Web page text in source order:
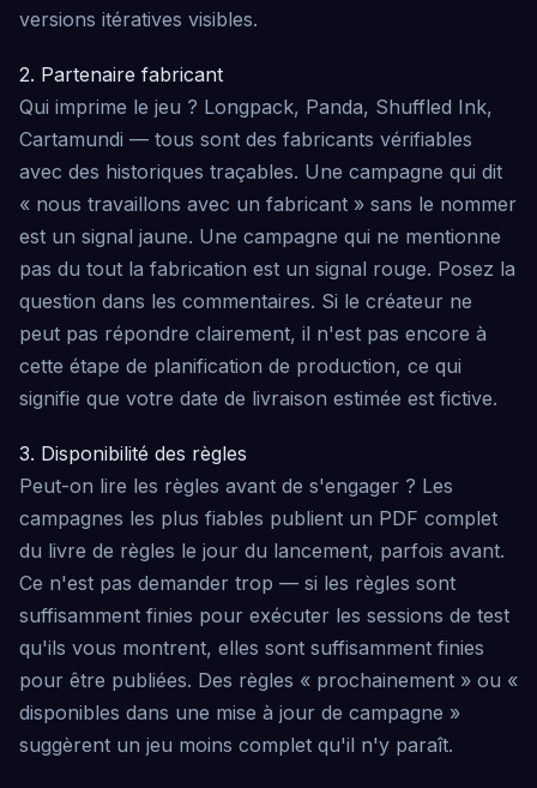
versions itératives visibles.
2. Partenaire fabricant
Qui imprime le jeu ? Longpack, Panda, Shuffled Ink,
Cartamundi — tous sont des fabricants vérifiables
avec des historiques traçables. Une campagne qui dit
« nous travaillons avec un fabricant » sans le nommer
est un signal jaune. Une campagne qui ne mentionne
pas du tout la fabrication est un signal rouge. Posez la
question dans les commentaires. Si le créateur ne
peut pas répondre clairement, il n'est pas encore à
cette étape de planification de production, ce qui
signifie que votre date de livraison estimée est fictive.
3. Disponibilité des règles
Peut-on lire les règles avant de s'engager ? Les
campagnes les plus fiables publient un PDF complet
du livre de règles le jour du lancement, parfois avant.
Ce n'est pas demander trop — si les règles sont
suffisamment finies pour exécuter les sessions de test
qu'ils vous montrent, elles sont suffisamment finies
pour être publiées. Des règles « prochainement » ou «
disponibles dans une mise à jour de campagne »
suggèrent un jeu moins complet qu'il n'y paraît.